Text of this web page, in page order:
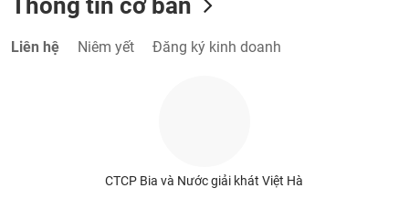
Thông tin cơ bản
Liên hệ Niêm yết Đăng ký kinh doanh
CTCP Bia và Nước giải khát Việt Hà
chứng